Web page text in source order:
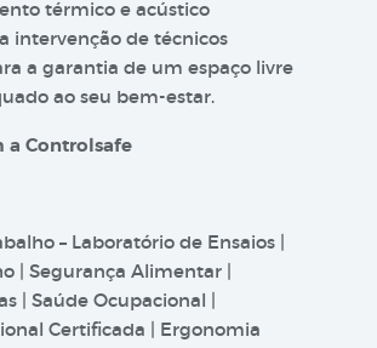
térmico e acústico
intervenção de técnicos
a garantia de um espaço livre
ao seu bem-estar.
a Controlsafe
– Laboratório de Ensaios |
| Segurança Alimentar |
| Saúde Ocupacional |
Certificada | Ergonomia